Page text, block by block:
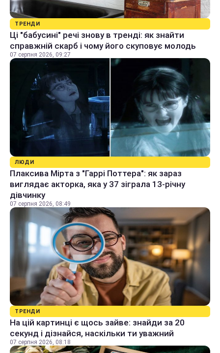
ТРЕНДИ
Ці "бабусині" речі знову в тренді: як знайти
справжній скарб і чому його скуповує молодь
07 серпня 2026, 09:27
ЛЮДИ
Плаксива Мірта з "Гаррі Поттера": як зараз
виглядає акторка, яка у 37 зіграла 13-річну
дівчинку
07 серпня 2026, 08:49
ТРЕНДИ
На цій картинці є щось зайве: знайди за 20
секунд і дізнайся, наскільки ти уважний
07 серпня 2026, 08:18